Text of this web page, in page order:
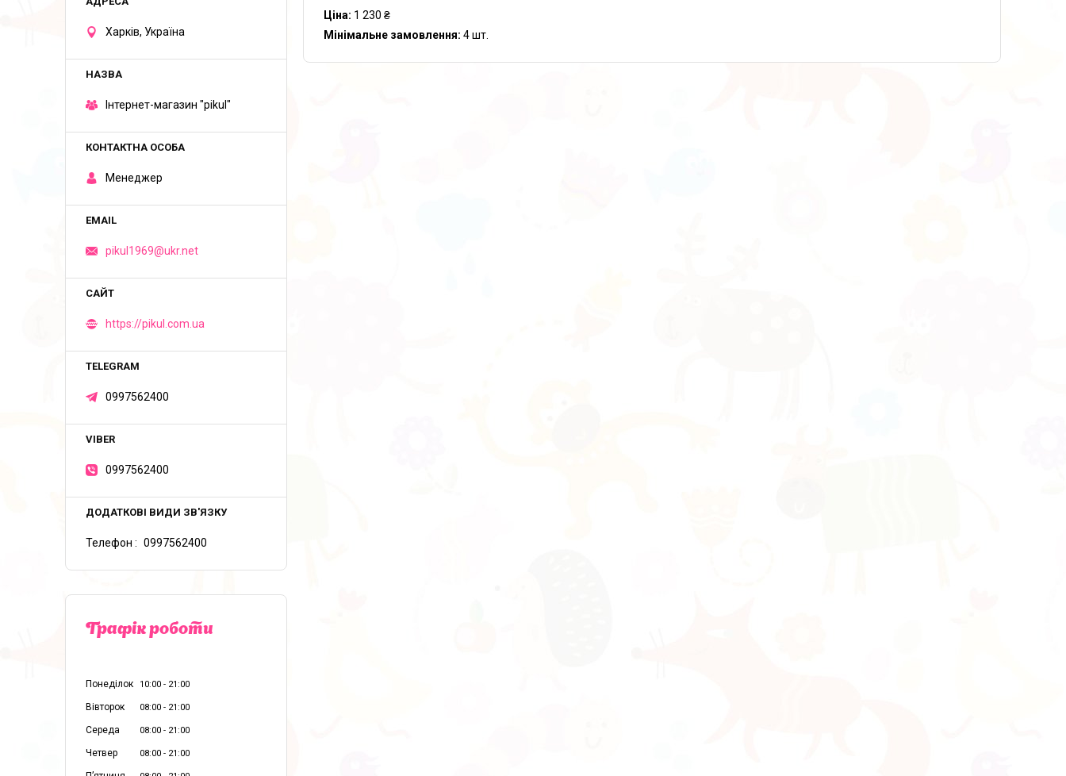
Ціна: 1 230 ₴
Мінімальне замовлення: 4 шт.
Харків, Україна
Iнтернет-магазин "pikul"
Менеджер
pikul1969@ukr.net
https://pikul.com.ua
0997562400
0997562400
Телефон 0997562400
Графік роботи
Понеділок 10:00 21:00
Вівторок 08:00 21:00
Середа 08:00 21:00
Четвер 08:00 21:00